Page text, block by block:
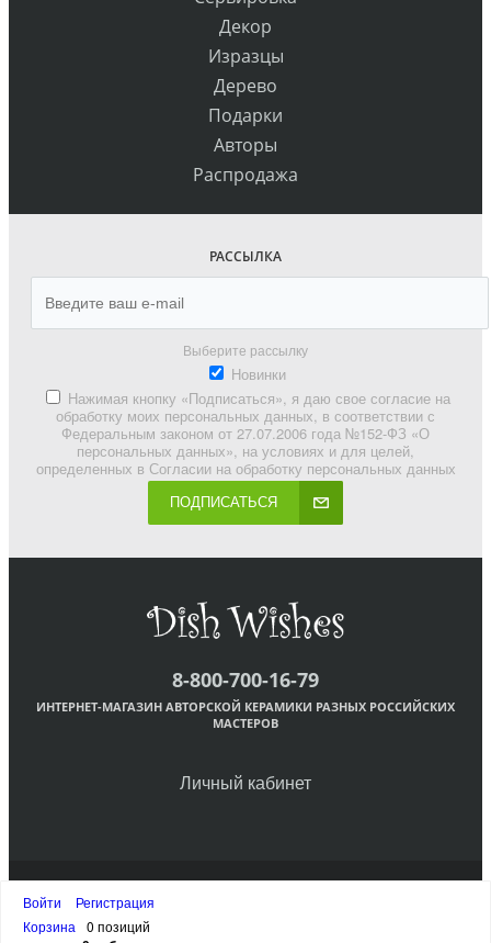
Декор
Изразцы
Дерево
Подарки
Авторы
Распродажа
РАССЫЛКА
Выберите рассылку
Новинки
Нажимая кнопку «Подписаться», я даю свое согласие на
обработку моих персональных данных, в соответствии с
Федеральным законом от 27.07.2006 года №152-ФЗ «О
персональных данных», на условиях и для целей,
определенных в Согласии на обработку персональных данных
ПОДПИСАТЬСЯ
8-800-700-16-79
ИНТЕРНЕТ-МАГАЗИН АВТОРСКОЙ КЕРАМИКИ РАЗНЫХ РОССИЙСКИХ
МАСТЕРОВ
Личный кабинет
Войти
Регистрация
Корзина
0 позиций